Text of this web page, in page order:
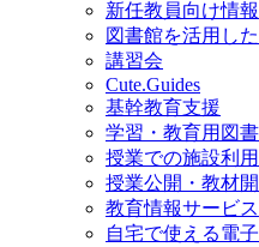
新任教員向け情報
図書館を活用し
講習会
Cute.Guides
基幹教育支援
学習・教育用図
授業での施設利
授業公開・教材
教育情報サービス
自宅で使える電